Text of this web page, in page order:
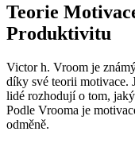
Teorie
Produktivitu
Victor h. Vroom je
díky své teorii motivace.
lidé rozhodují o tom,
Podle Vrooma je
odměně.